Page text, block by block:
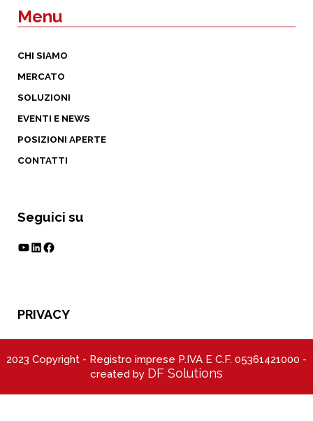
Menu
CHI SIAMO
MERCATO
SOLUZIONI
EVENTI E NEWS
POSIZIONI APERTE
CONTATTI
Seguici su
YouTube
LinkedIn
Facebook
PRIVACY
2023 Copyright - Registro imprese P.IVA E C.F. 05361421000 -
created by DF Solutions